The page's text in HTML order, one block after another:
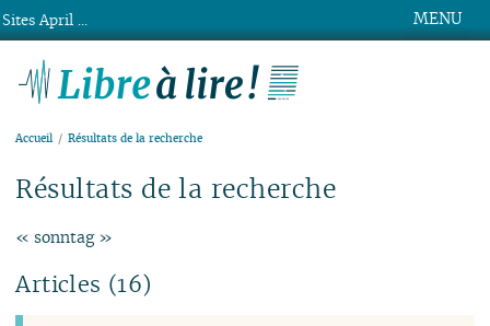
MENU
Accueil Résultats de la recherche
Résultats de la recherche
« sonntag »
Articles (16)
Sites April ...